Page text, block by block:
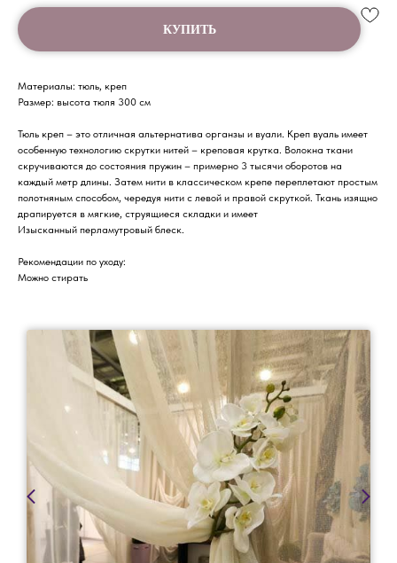
КУПИТЬ
Материалы: тюль, креп
Размер: высота тюля 300 см
Тюль креп – это отличная альтернатива органзы и вуали. Креп вуаль имеет
особенную технологию скрутки нитей – креповая крутка. Волокна ткани
скручиваются до состояния пружин – примерно 3 тысячи оборотов на
каждый метр длины. Затем нити в классическом крепе переплетают простым
полотняным способом, чередуя нити с левой и правой скруткой. Ткань изящно
драпируется в мягкие, струящиеся складки и имеет
Изысканный перламутровый блеск.
Рекомендации по уходу:
Можно стирать